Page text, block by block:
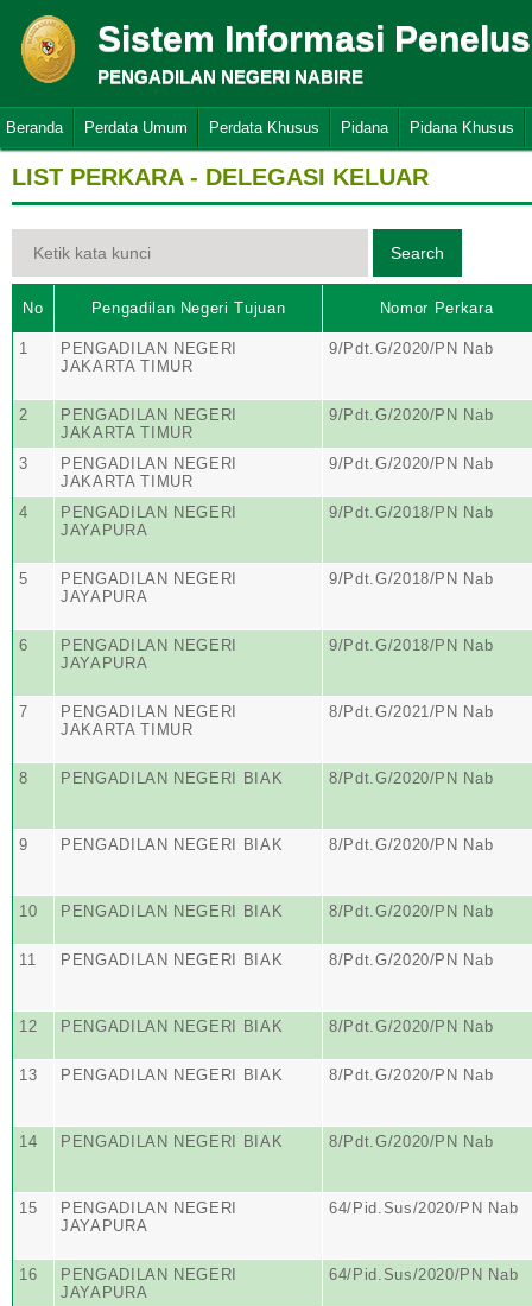
Sistem Informasi
PENGADILAN NEGERI NABIRE
Beranda Perdata Umum Perdata Khusus Pidana Pidana Khusus
LIST PERKARA - DELEGASI KELUAR
No Pengadilan Negeri Tujuan Nomor Perkara
1
PENGADILAN NEGERI
JAKARTA TIMUR
9/Pdt.G/2020/PN Nab
2
PENGADILAN NEGERI
JAKARTA TIMUR
9/Pdt.G/2020/PN Nab
3
PENGADILAN NEGERI
JAKARTA TIMUR
9/Pdt.G/2020/PN Nab
4
PENGADILAN NEGERI
JAYAPURA
9/Pdt.G/2018/PN Nab
5
PENGADILAN NEGERI
JAYAPURA
9/Pdt.G/2018/PN Nab
6
PENGADILAN NEGERI
JAYAPURA
9/Pdt.G/2018/PN Nab
7
PENGADILAN NEGERI
JAKARTA TIMUR
8/Pdt.G/2021/PN Nab
8 PENGADILAN NEGERI BIAK 8/Pdt.G/2020/PN Nab
9 PENGADILAN NEGERI BIAK 8/Pdt.G/2020/PN Nab
10 PENGADILAN NEGERI BIAK 8/Pdt.G/2020/PN Nab
11 PENGADILAN NEGERI BIAK 8/Pdt.G/2020/PN Nab
12 PENGADILAN NEGERI BIAK 8/Pdt.G/2020/PN Nab
13 PENGADILAN NEGERI BIAK 8/Pdt.G/2020/PN Nab
14 PENGADILAN NEGERI BIAK 8/Pdt.G/2020/PN Nab
15
PENGADILAN NEGERI
JAYAPURA
64/Pid.Sus/2020/PN Nab
16
PENGADILAN NEGERI
JAYAPURA
64/Pid.Sus/2020/PN Nab